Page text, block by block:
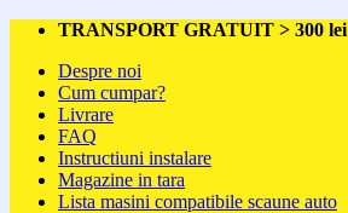
Skip
content
TRANSPORT GRATUIT > 300 lei
Despre noi
Cum cumpar?
Livrare
FAQ
Instructiuni instalare
Magazine in tara
Lista masini compatibile scaune auto